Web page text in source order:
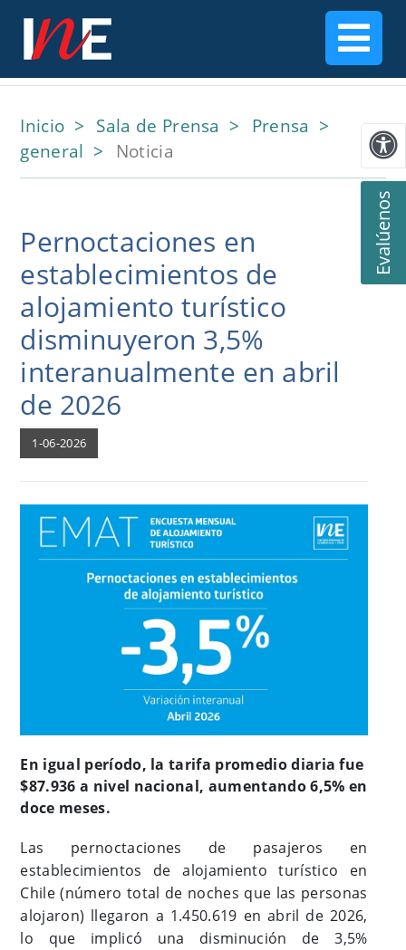
Evalúenos
Inicio Sala de Prensa
Prensa
general
Noticia
Pernoctaciones en
establecimientos de
alojamiento turístico
disminuyeron 3,5%
interanualmente en abril
de 2026
1-06-2026
En igual período, la tarifa promedio diaria fue
$87.936 a nivel nacional, aumentando 6,5% en
doce meses.
Las pernoctaciones de pasajeros en
establecimientos de alojamiento turístico en
Chile (número total de noches que las personas
alojaron) llegaron a 1.450.619 en abril de 2026,
lo que implicó una disminución de 3,5%